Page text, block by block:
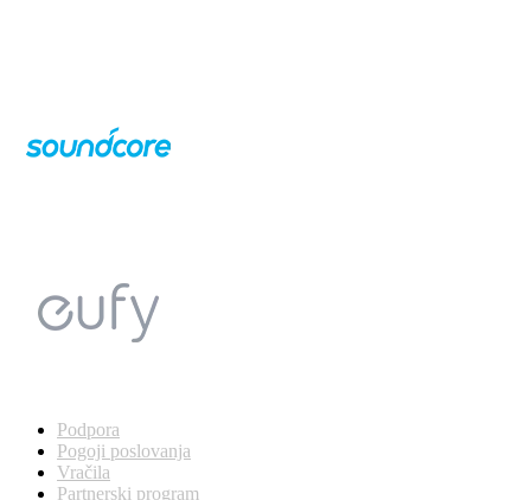
Podpora
Pogoji poslovanja
Vračila
Partnerski program